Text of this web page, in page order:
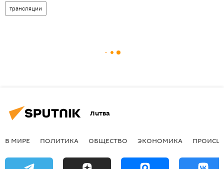
трансляции
Литва
В МИРЕ ПОЛИТИКА ОБЩЕСТВО ЭКОНОМИКА